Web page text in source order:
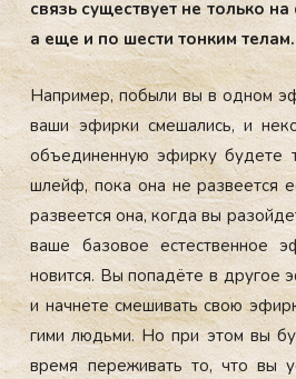
связь су­щес­тву­ет не толь­ко
а еще и по шес­ти тон­ким те­лам.
Нап­ри­мер, по­были вы в од­ном
ва­ши эфир­ки сме­шались, и
объ­еди­нен­ную эфир­ку бу­дете
шлейф, по­ка она не раз­ве­ет­ся
раз­ве­ет­ся она, ког­да вы
ва­ше ба­зовое ес­тес­твен­ное
новит­ся. Вы по­падё­те в дру­гое
и нач­не­те сме­шивать свою
гими людь­ми. Но при этом вы
вре­мя пе­режи­вать то, что вы